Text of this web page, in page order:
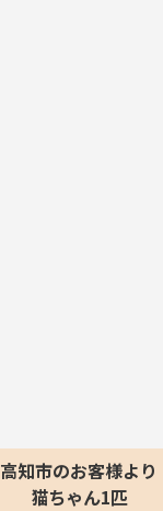
高知市のお客様より
猫ちゃん1匹